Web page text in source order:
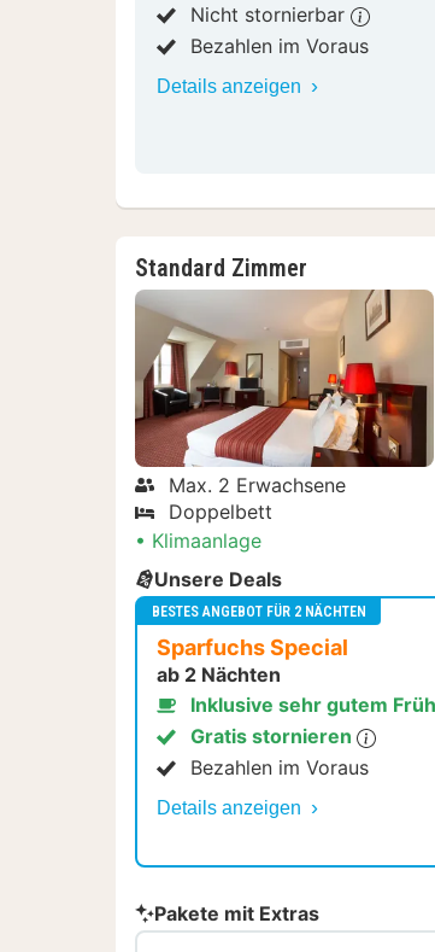
Nicht stornierbar
Bezahlen im Voraus
Details anzeigen
Standard Zimmer
Max. 2 Erwachsene
Doppelbett
Klimaanlage
Unsere Deals
BESTES ANGEBOT FÜR 2 NÄCHTEN
Sparfuchs Special
ab 2 Nächten
Inklusive sehr gutem
Gratis stornieren
Bezahlen im Voraus
Details anzeigen
Pakete mit Extras